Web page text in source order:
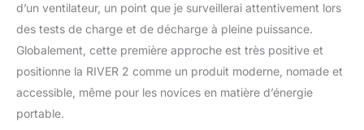
d’un ventilateur, un point que je surveillerai attentivement lors
des tests de charge et de décharge à pleine puissance.
Globalement, cette première approche est très positive et
positionne la RIVER 2 comme un produit moderne, nomade et
accessible, même pour les novices en matière d’énergie
portable.